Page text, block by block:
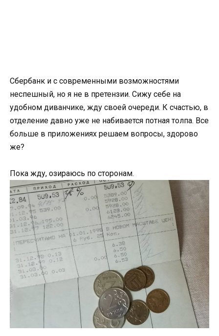
Сбербанк и с современными возможностями
неспешный, но я не в претензии. Сижу себе на
удобном диванчике, жду своей очереди. К счастью, в
отделение давно уже не набивается потная толпа. Все
больше в приложениях решаем вопросы, здорово
же?
Пока жду, озираюсь по сторонам.